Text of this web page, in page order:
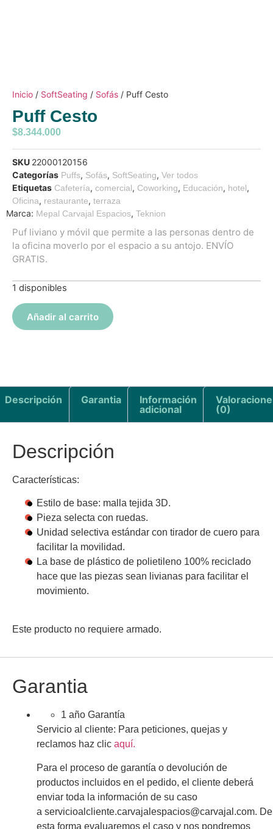
Inicio / SoftSeating / Sofás / Puff Cesto
Puff Cesto
$8.344.000
SKU 22000120156
Categorías Puffs, Sofás, SoftSeating, Ver todos
Etiquetas Cafetería, comercial, Coworking, Educación, hotel,
Oficina, restaurante, terraza
Marca: Mepal Carvajal Espacios, Teknion
Puf liviano y móvil que permite a las personas dentro de
la oficina moverlo por el espacio a su antojo. ENVÍO
GRATIS.
1 disponibles
Añadir al carrito
Descripción Garantia
Información
adicional
(0)
Descripción
Características:
Estilo de base: malla tejida 3D.
Pieza selecta con ruedas.
Unidad selectiva estándar con tirador de cuero para
facilitar la movilidad.
La base de plástico de polietileno 100% reciclado
hace que las piezas sean livianas para facilitar el
movimiento.
Este producto no requiere armado.
Garantia
1 año Garantía
Servicio al cliente: Para peticiones, quejas y
reclamos haz clic aquí.
Para el proceso de garantía o devolución de
productos incluidos en el pedido, el cliente deberá
enviar toda la información de su caso
a servicioalcliente.carvajalespacios@carvajal.com. De
esta forma evaluaremos el caso y nos pondremos